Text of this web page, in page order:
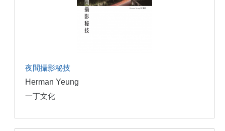
夜間攝影秘技
Herman Yeung
一丁文化